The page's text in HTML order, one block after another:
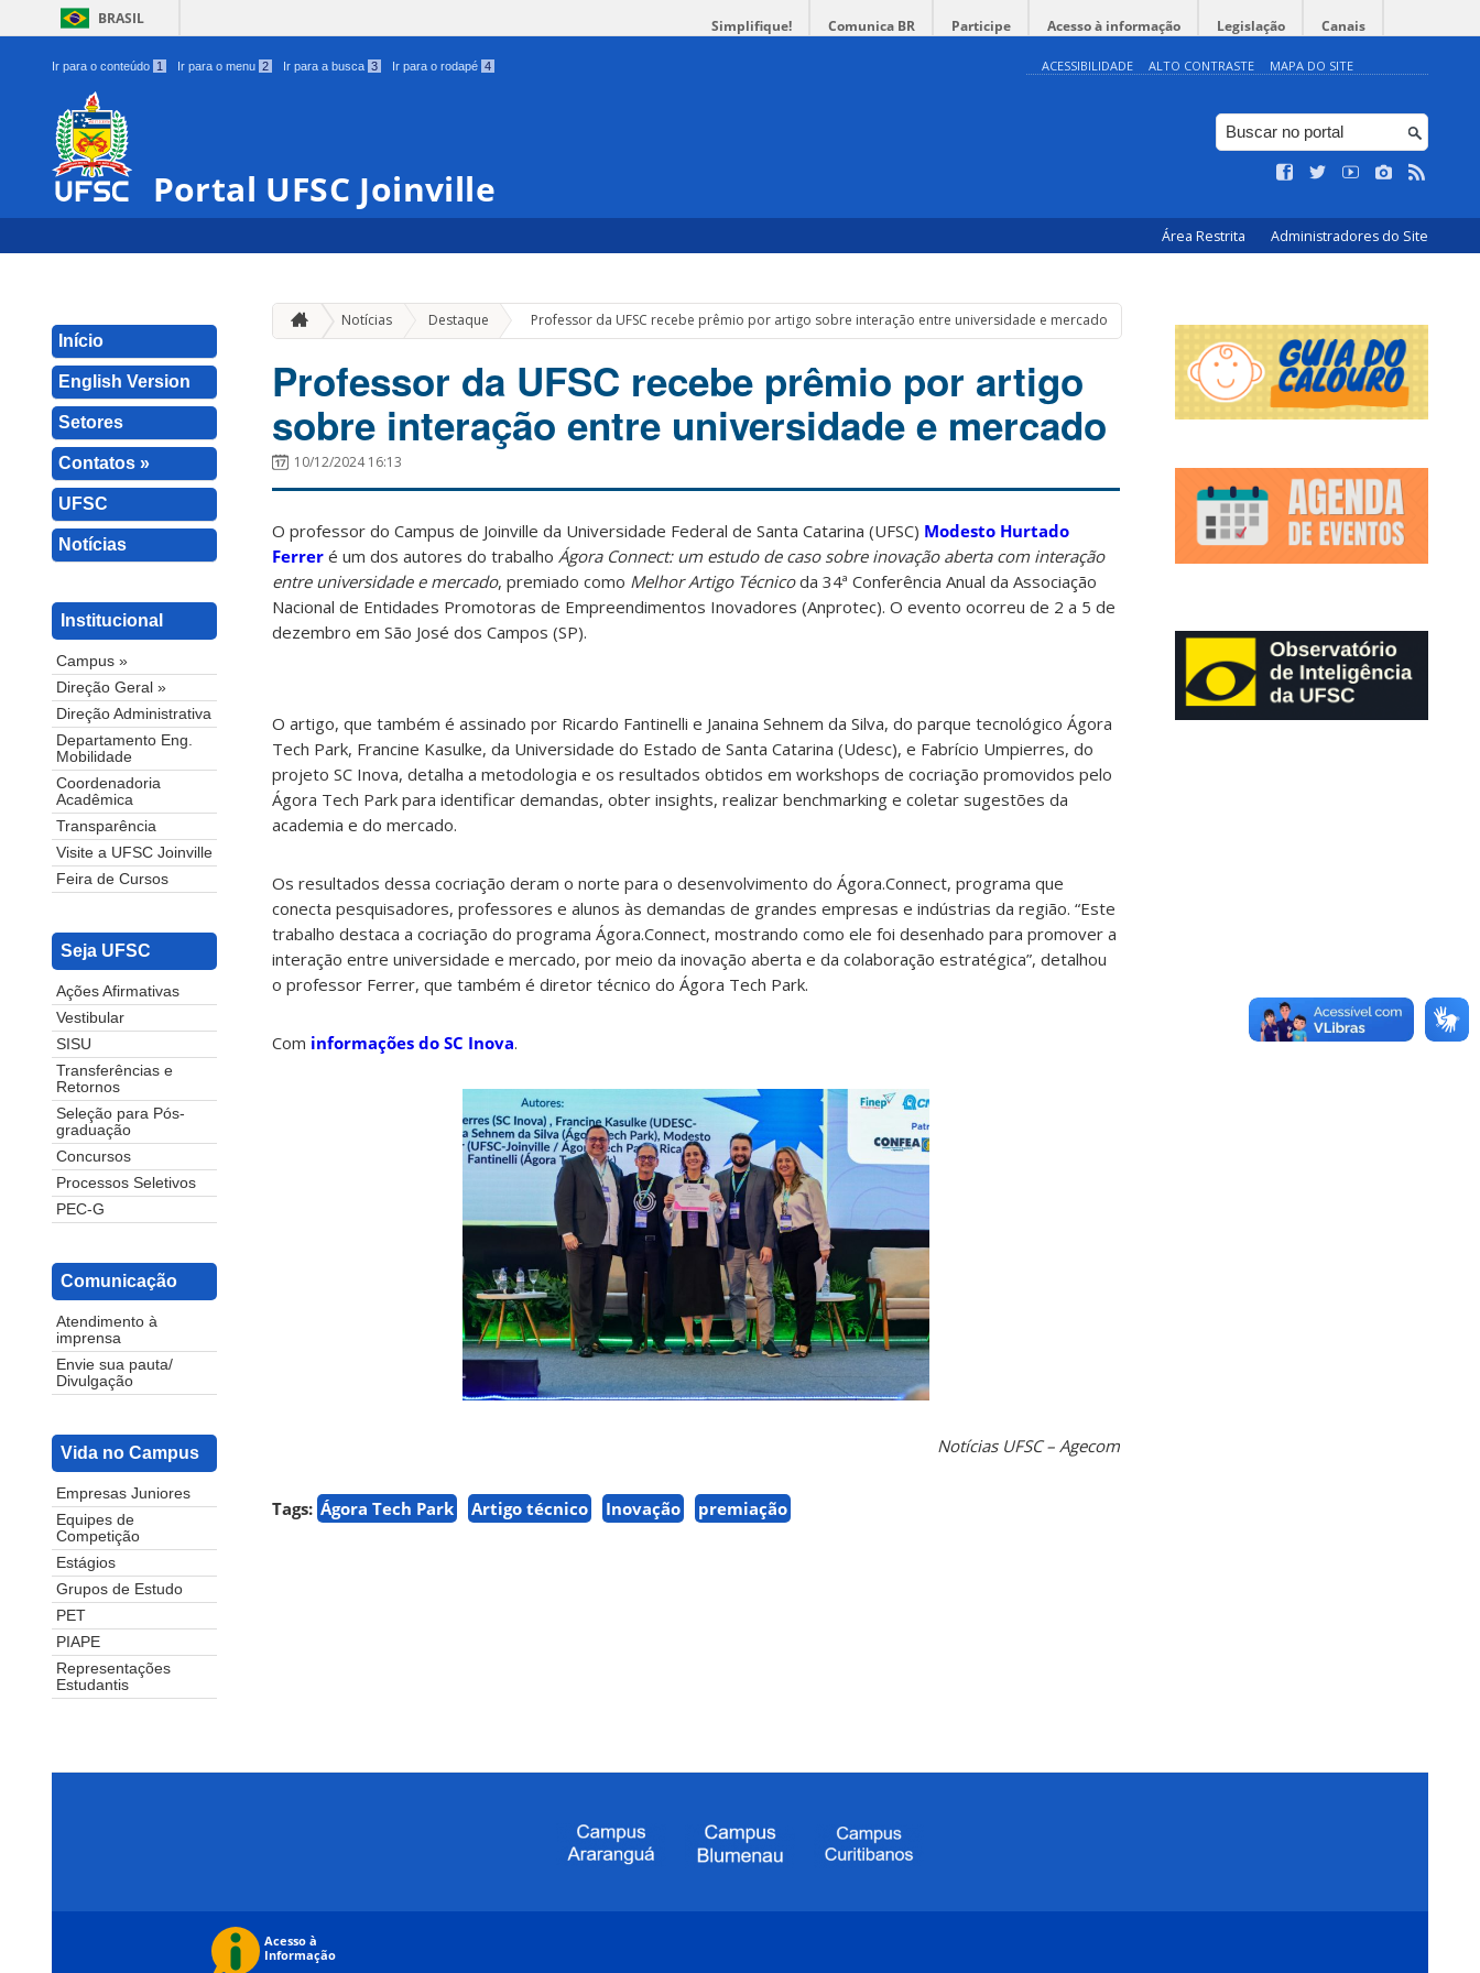
BRASIL Simplifique! Comunica BR Participe Acesso à informação Legislação Canais
Ir para o conteúdo 1 Ir para o menu 2 Ir para a busca 3 Ir para o rodapé 4 ACESSIBILIDADE ALTO CONTRASTE MAPA DO SITE
Portal UFSC Joinville
Área Restrita Administradores do Site
Início
English Version
Setores
Contatos »
UFSC
Notícias
Institucional
Campus »
Direção Geral »
Direção Administrativa
Departamento Eng.
Mobilidade
Coordenadoria
Acadêmica
Transparência
Visite a UFSC Joinville
Feira de Cursos
Seja UFSC
Ações Afirmativas
Vestibular
SISU
Transferências e
Retornos
Seleção para Pós-
graduação
Concursos
Processos Seletivos
PEC-G
Comunicação
Atendimento à
imprensa
Envie sua pauta/
Divulgação
Vida no Campus
Empresas Juniores
Equipes de
Competição
Estágios
Grupos de Estudo
PET
PIAPE
Representações
Estudantis
Notícias Destaque » Professor da UFSC recebe prêmio por artigo sobre interação entre universidade e mercado
Professor da UFSC recebe prêmio por artigo
sobre interação entre universidade e mercado
10/12/2024 16:13
O professor do Campus de Joinville da Universidade Federal de Santa Catarina (UFSC) Modesto Hurtado
Ferrer é um dos autores do trabalho Ágora Connect: um estudo de caso sobre inovação aberta com interação
entre universidade e mercado, premiado como Melhor Artigo Técnicoda 34ª Conferência Anual da Associação
Nacional de Entidades Promotoras de Empreendimentos Inovadores (Anprotec). O evento ocorreu de 2 a 5 de
dezembro em São José dos Campos (SP).
O artigo, que também é assinado por Ricardo Fantinelli e Janaina Sehnem da Silva, do parque tecnológico Ágora
Tech Park, Francine Kasulke, da Universidade do Estado de Santa Catarina (Udesc), e Fabrício Umpierres, do
projeto SC Inova, detalha a metodologia e os resultados obtidos em workshops de cocriação promovidos pelo
Ágora Tech Park para identificar demandas, obter insights, realizar benchmarking e coletar sugestões da
academia e do mercado.
Os resultados dessa cocriação deram o norte para o desenvolvimento do Ágora.Connect, programa que
conecta pesquisadores, professores e alunos às demandas de grandes empresas e indústrias da região. “Este
trabalho destaca a cocriação do programa Ágora.Connect, mostrando como ele foi desenhado para promover a
interação entre universidade e mercado, por meio da inovação aberta e da colaboração estratégica”, detalhou
o professor Ferrer, que também é diretor técnico do Ágora Tech Park.
Com informações do SC Inova.
Notícias UFSC – Agecom
Tags: Ágora Tech Park Artigo técnico Inovação premiação